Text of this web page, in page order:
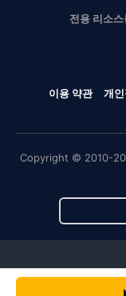
전용 리소
이용 약관 개
Copyright © 2010-